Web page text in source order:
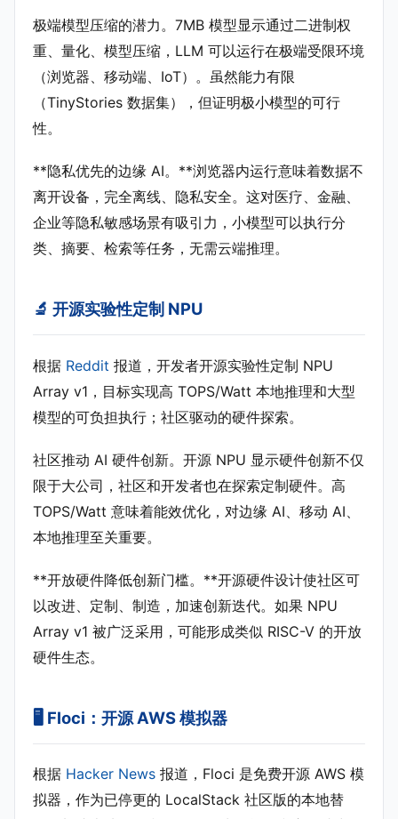
极端模型压缩的潜力。7MB 模型显示通过二进制权
重、量化、模型压缩，LLM 可以运行在极端受限环境
（浏览器、移动端、IoT）。虽然能力有限
（TinyStories 数据集），但证明极小模型的可行
性。
**隐私优先的边缘 AI。**浏览器内运行意味着数据不
离开设备，完全离线、隐私安全。这对医疗、金融、
企业等隐私敏感场景有吸引力，小模型可以执行分
类、摘要、检索等任务，无需云端推理。
🔬 开源实验性定制 NPU
根据 Reddit 报道，开发者开源实验性定制 NPU
Array v1，目标实现高 TOPS/Watt 本地推理和大型
模型的可负担执行；社区驱动的硬件探索。
社区推动 AI 硬件创新。开源 NPU 显示硬件创新不仅
限于大公司，社区和开发者也在探索定制硬件。高
TOPS/Watt 意味着能效优化，对边缘 AI、移动 AI、
本地推理至关重要。
**开放硬件降低创新门槛。**开源硬件设计使社区可
以改进、定制、制造，加速创新迭代。如果 NPU
Array v1 被广泛采用，可能形成类似 RISC-V 的开放
硬件生态。
🖥️ Floci：开源 AWS 模拟器
根据 Hacker News 报道，Floci 是免费开源 AWS 模
拟器，作为已停更的 LocalStack 社区版的本地替